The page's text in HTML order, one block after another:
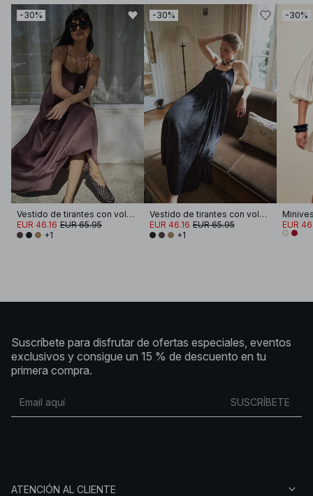
-30%
Vestido de tirantes con volúmenes fruncidos
EUR 46.16 EUR 65.95
+1
-30%
Vestido de tirantes con volúmenes fruncidos
EUR 46.16 EUR 65.95
+1
-30%
EUR
Suscríbete para disfrutar de ofertas especiales, eventos
exclusivos y consigue un 15 % de descuento en tu
primera compra.
SUSCRÍBETE
ATENCIÓN AL CLIENTE